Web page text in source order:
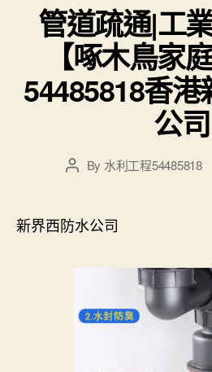
管道疏通|工
【啄木鳥家
54485818香
公司
PostBy 水利工程54485818
新界西防水公司